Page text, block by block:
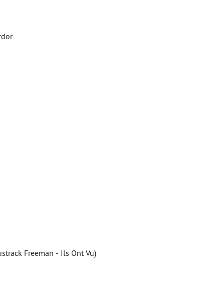
Freeman - Ils Ont Vu)